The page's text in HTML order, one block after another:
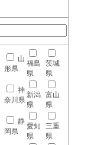
山
形県
福島
県
茨城
県
神
奈川県
新潟
県
富山
県
静
岡県
愛知
県
三重
県